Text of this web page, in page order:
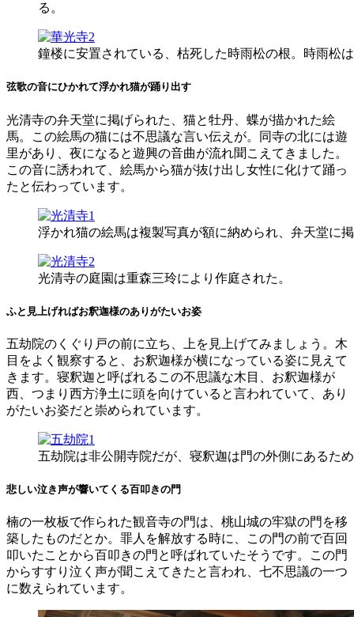
る。
鐘楼に安置されている、枯死した時雨松の根。時雨松
弦歌の音にひかれて浮かれ猫が踊り出す
光清寺の弁天堂に掲げられた、猫と牡丹、蝶が描かれた絵
馬。この絵馬の猫には不思議な言い伝えが。同寺の北には遊
里があり、夜になると遊興の音曲が流れ聞こえてきました。
この音に誘われて、絵馬から猫が抜け出し女性に化けて踊っ
たと伝わっています。
浮かれ猫の絵馬は複製写真が額に納められ、弁天堂に
光清寺の庭園は重森三玲により作庭された。
ふと見上げればお釈迦様のありがたいお姿
五劫院のくぐり戸の前に立ち、上を見上げてみましょう。木
目をよく観察すると、お釈迦様が横になっている姿に見えて
きます。寝釈迦と呼ばれるこの不思議な木目、お釈迦様が
西、つまり西方浄土に頭を向けていると言われていて、あり
がたいお姿だと崇められています。
五劫院は非公開寺院だが、寝釈迦は門の外側にあるた
悲しい泣き声が響いてくる百叩きの門
楠の一枚板で作られた観音寺の門は、桃山城の牢獄の門を移
築したものだとか。罪人を解放する時に、この門の前で百回
叩いたことから百叩きの門と呼ばれていたそうです。この門
からすすり泣く声が聞こえてきたと言われ、七不思議の一つ
に数えられています。